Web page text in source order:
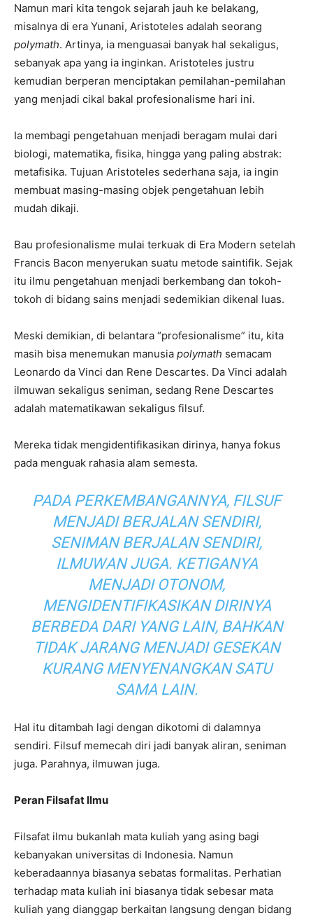
Namun mari kita tengok sejarah jauh ke belakang,
misalnya di era Yunani, Aristoteles adalah seorang
polymath. Artinya, ia menguasai banyak hal sekaligus,
sebanyak apa yang ia inginkan. Aristoteles justru
kemudian berperan menciptakan pemilahan-pemilahan
yang menjadi cikal bakal profesionalisme hari ini.
Ia membagi pengetahuan menjadi beragam mulai dari
biologi, matematika, fisika, hingga yang paling abstrak:
metafisika. Tujuan Aristoteles sederhana saja, ia ingin
membuat masing-masing objek pengetahuan lebih
mudah dikaji.
Bau profesionalisme mulai terkuak di Era Modern setelah
Francis Bacon menyerukan suatu metode saintifik. Sejak
itu ilmu pengetahuan menjadi berkembang dan tokoh-
tokoh di bidang sains menjadi sedemikian dikenal luas.
Meski demikian, di belantara “profesionalisme” itu, kita
masih bisa menemukan manusia polymath semacam
Leonardo da Vinci dan Rene Descartes. Da Vinci adalah
ilmuwan sekaligus seniman, sedang Rene Descartes
adalah matematikawan sekaligus filsuf.
Mereka tidak mengidentifikasikan dirinya, hanya fokus
pada menguak rahasia alam semesta.
PADA PERKEMBANGANNYA, FILSUF
MENJADI BERJALAN SENDIRI,
SENIMAN BERJALAN SENDIRI,
ILMUWAN JUGA. KETIGANYA
MENJADI OTONOM,
MENGIDENTIFIKASIKAN DIRINYA
BERBEDA DARI YANG LAIN, BAHKAN
TIDAK JARANG MENJADI GESEKAN
KURANG MENYENANGKAN SATU
SAMA LAIN.
Hal itu ditambah lagi dengan dikotomi di dalamnya
sendiri. Filsuf memecah diri jadi banyak aliran, seniman
juga. Parahnya, ilmuwan juga.
Peran Filsafat Ilmu
Filsafat ilmu bukanlah mata kuliah yang asing bagi
kebanyakan universitas di Indonesia. Namun
keberadaannya biasanya sebatas formalitas. Perhatian
terhadap mata kuliah ini biasanya tidak sebesar mata
kuliah yang dianggap berkaitan langsung dengan bidang